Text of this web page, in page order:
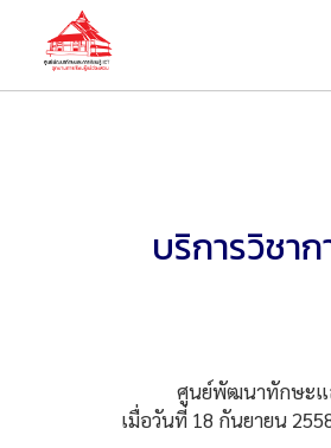
บริการวิชา
ศูนย์พัฒนาทักษะและกา
เมื่อวันที่ 18 กันยายน